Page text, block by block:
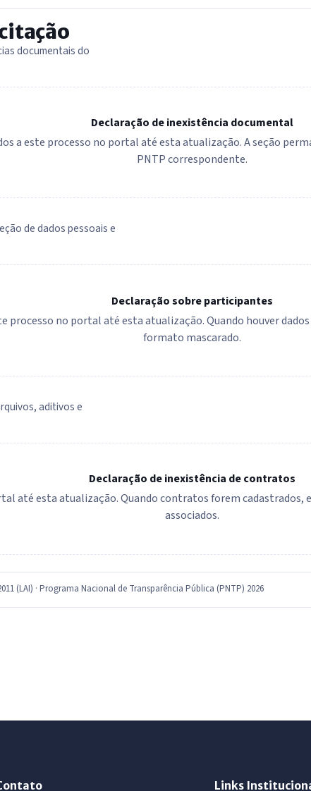
documentais do
Declaração de inexistência documental
a este processo no portal até esta atualização. A seção
PNTP correspondente.
de dados pessoais e
Declaração sobre participantes
no portal até esta atualização. Quando houver
formato mascarado.
aditivos e
Declaração de inexistência de contratos
até esta atualização. Quando contratos forem cadastrados,
associados.
(LAI) · Programa Nacional de Transparência Pública (PNTP) 2026
Links